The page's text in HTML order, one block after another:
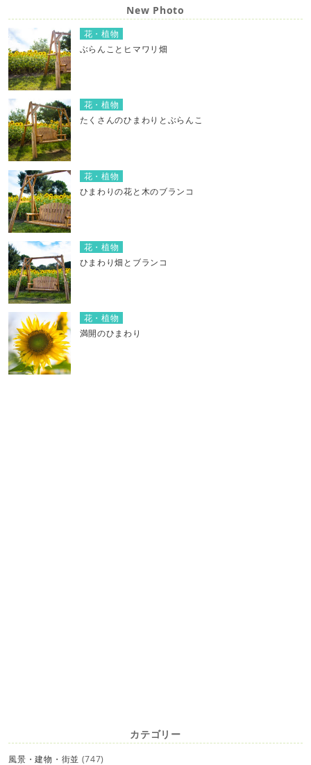
New Photo
花・植物
ぶらんことヒマワリ畑
花・植物
たくさんのひまわりとぶらんこ
花・植物
ひまわりの花と木のブランコ
花・植物
ひまわり畑とブランコ
花・植物
満開のひまわり
カテゴリー
風景・建物・街並 (747)